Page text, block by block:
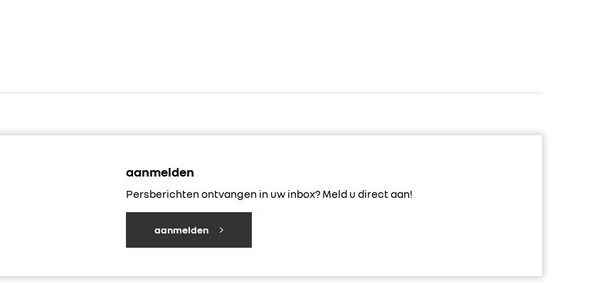
aanmelden
Persberichten ontvangen in uw inbox? Meld u direct aan!
aanmelden